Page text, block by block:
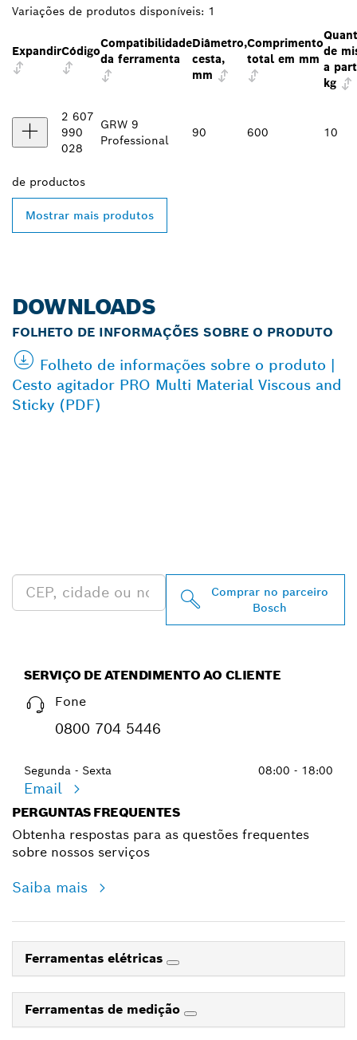
Variações de produtos disponíveis: 1
ExpandirCódigo
Compatibilidade
da ferramenta
Diâmetro,
cesta,
mm
Comprimento
total em mm
de
a
kg
2 607
990
028
GRW 9
Professional
90 600 10
de productos
Mostrar mais produtos
DOWNLOADS
FOLHETO DE INFORMAÇÕES SOBRE O PRODUTO
Folheto de informações sobre o produto |
Cesto agitador PRO Multi Material Viscous and
Sticky (PDF)
Comprar no parceiro
Bosch
SERVIÇO DE ATENDIMENTO AO CLIENTE
Fone
0800 704 5446
Segunda - Sexta 08:00 - 18:00
Email
PERGUNTAS FREQUENTES
Obtenha respostas para as questões frequentes
sobre nossos serviços
Saiba mais
Ferramentas elétricas
Ferramentas de medição